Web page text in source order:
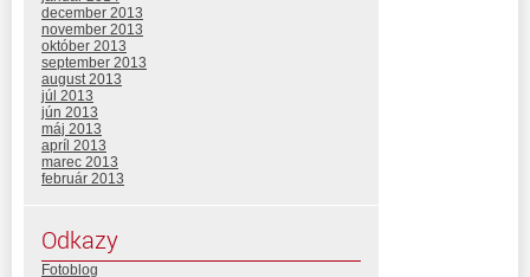
december 2013
november 2013
október 2013
september 2013
august 2013
júl 2013
jún 2013
máj 2013
apríl 2013
marec 2013
február 2013
Odkazy
Fotoblog